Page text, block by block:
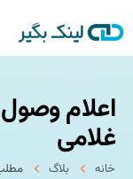
خانه
بکلینک
اعلام
غلامی
خانه بلاگ